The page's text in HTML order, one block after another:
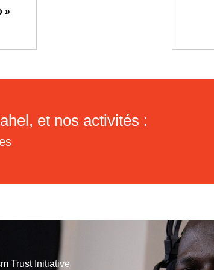
»
et nos activités :
Trust Initiative